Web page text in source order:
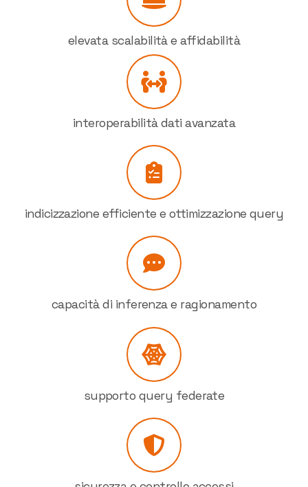
elevata scalabilità e affidabilità
interoperabilità dati avanzata
indicizzazione efficiente e ottimizzazione query
capacità di inferenza e ragionamento
supporto query federate